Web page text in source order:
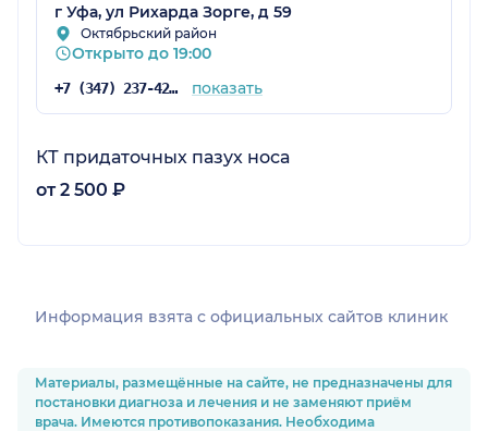
г Уфа, ул Рихарда Зорге, д 59
Октябрьский район
Открыто до 19:00
+7 (347) 237-42-08 показать
КТ придаточных пазух носа
от 2 500 ₽
Информация взята c официальных сайтов клиник
Материалы, размещённые на сайте, не предназначены для
постановки диагноза и лечения и не заменяют приём
врача. Имеются противопоказания. Необходима